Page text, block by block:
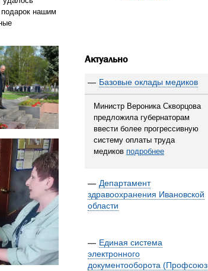
нашим
Актуально
— Базовые оклады медиков
Министр Вероника Скворцова
предложила губернаторам
ввести более прогрессивную
систему оплаты труда
медиков подробнее
— Департамент
здравоохранения Ивановской
области
— Единая система
электронного
документооборота (Профсоюз